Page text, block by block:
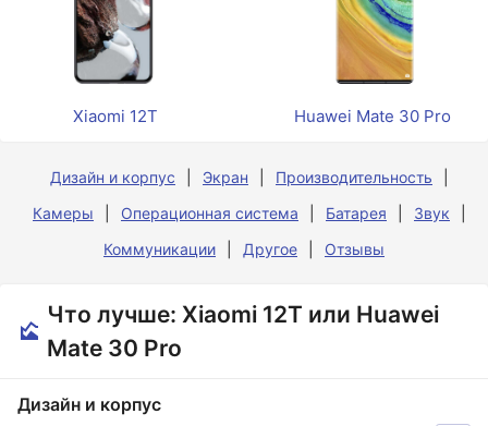
Xiaomi 12T Huawei Mate 30 Pro
Дизайн и корпус Экран
Производительность
Камеры
Операционная система Батарея
Звук
Коммуникации
Другое Отзывы
Что лучше: Xiaomi 12T или Huawei
Mate 30 Pro
Дизайн и корпус